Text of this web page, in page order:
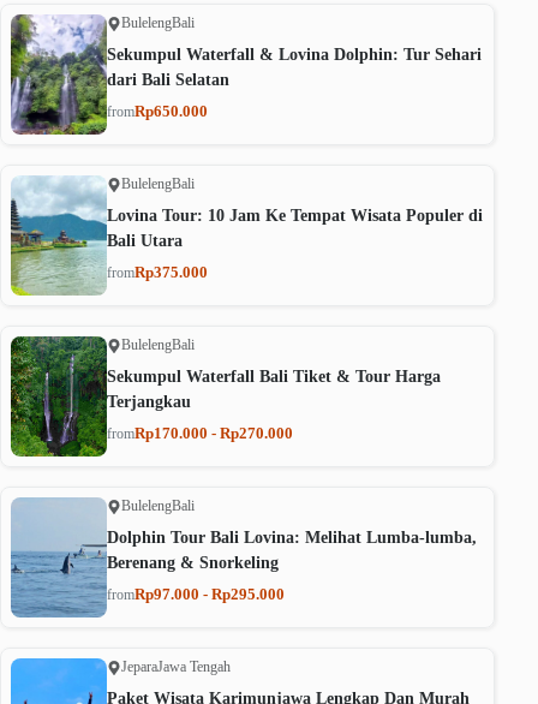
BulelengBali
Sekumpul Waterfall & Lovina Dolphin: Tur Sehari
dari Bali Selatan
fromRp650.000
BulelengBali
Lovina Tour: 10 Jam Ke Tempat Wisata Populer di
Bali Utara
fromRp375.000
BulelengBali
Sekumpul Waterfall Bali Tiket & Tour Harga
Terjangkau
fromRp170.000 - Rp270.000
BulelengBali
Dolphin Tour Bali Lovina: Melihat Lumba-lumba,
Berenang & Snorkeling
fromRp97.000 - Rp295.000
JeparaJawa Tengah
Paket Wisata Karimunjawa Lengkap Dan Murah